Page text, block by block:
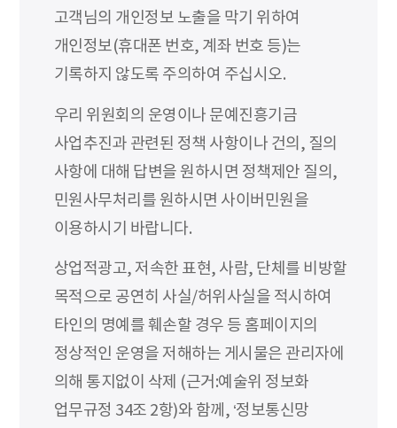
고객님의 개인정보 노출을 막기 위하여
개인정보(휴대폰 번호, 계좌 번호 등)는
기록하지 않도록 주의하여 주십시오.
우리 위원회의 운영이나 문예진흥기금
사업추진과 관련된 정책 사항이나 건의, 질의
사항에 대해 답변을 원하시면 정책제안 질의,
민원사무처리를 원하시면 사이버민원을
이용하시기 바랍니다.
상업적광고, 저속한 표현, 사람, 단체를 비방할
목적으로 공연히 사실/허위사실을 적시하여
타인의 명예를 훼손할 경우 등 홈페이지의
정상적인 운영을 저해하는 게시물은 관리자에
의해 통지없이 삭제 (근거:예술위 정보화
업무규정 34조 2항)와 함께, ‘정보통신망